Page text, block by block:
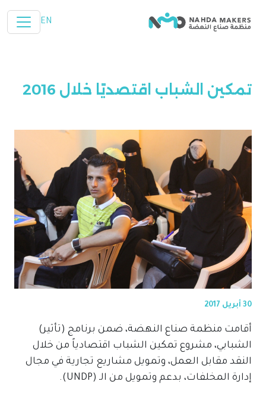
EN
تمكين الشباب اقتصديًا خلال 2016
30 أبريل 2017
أقامت منظمة صناع النهضة، ضمن برنامج (تأثير)
الشبابي، مشروع تمكين الشباب اقتصادياً من خلال
النقد مقابل العمل، وتمويل مشاريع تجارية في مجال
إدارة المخلفات، بدعم وتمويل من الـ (UNDP).